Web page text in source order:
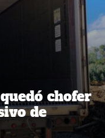
chofer
de